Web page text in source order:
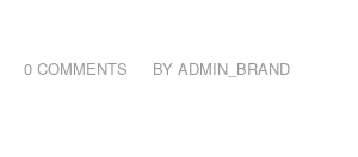
0 COMMENTS
/ BYADMIN_BRAND